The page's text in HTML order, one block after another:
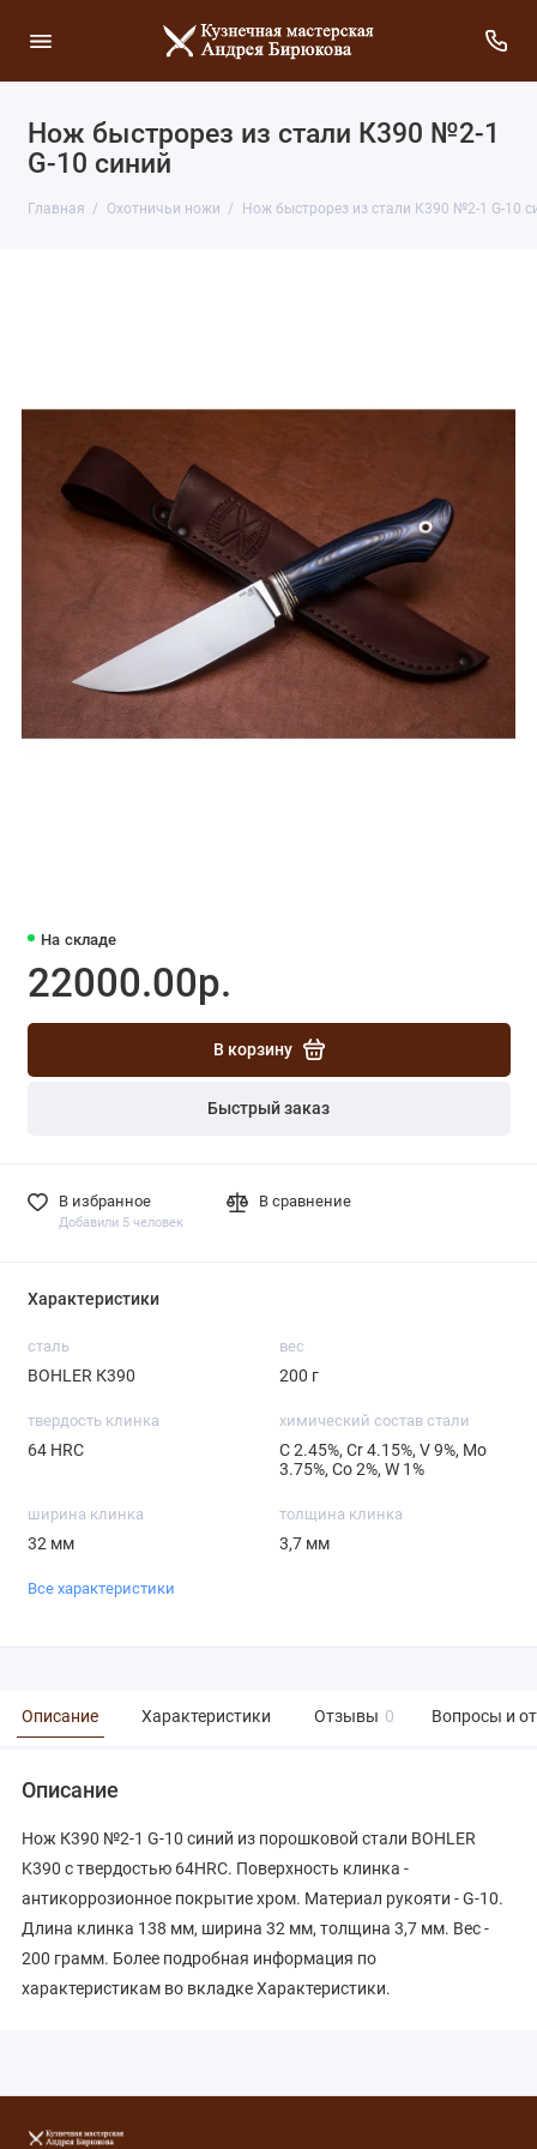
Нож быстрорез из стали К390 №2-1
G-10 синий
Главная Охотничьи ножи Нож быстрорез из стали К390 №2-1 G-10
На складе
22000.00р.
В корзину
Быстрый заказ
В избранное
Добавили 5 человек
В сравнение
Характеристики
сталь
BOHLER К390
вес
200 г
твердость клинка
64 HRC
химический состав стали
С 2.45%, Cr 4.15%, V 9%, Mo
3.75%, Со 2%, W 1%
ширина клинка
32 мм
толщина клинка
3,7 мм
Все характеристики
Описание Характеристики Отзывы 0 Вопросы и
Описание
Нож К390 №2-1 G-10 синий из порошковой стали BOHLER
K390 с твердостью 64HRC. Поверхность клинка -
антикоррозионное покрытие хром. Материал рукояти - G-10.
Длина клинка 138 мм, ширина 32 мм, толщина 3,7 мм. Вес -
200 грамм. Более подробная информация по
характеристикам во вкладке Характеристики.